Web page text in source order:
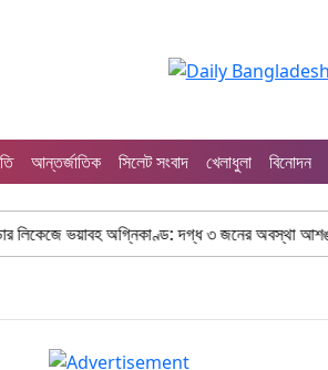
আন্তর্জাতিক সিলেট সংবাদ খেলাধুলা বিনোদন
অগ্নিকাণ্ড: দগ্ধ ৩ জনের অবস্থা আশঙ্কাজনক